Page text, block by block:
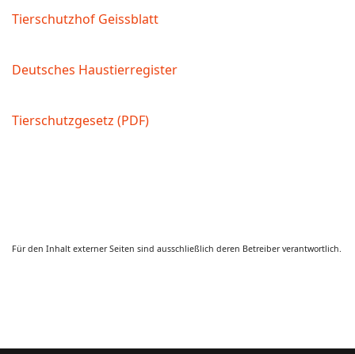
Tierschutzhof Geissblatt
Deutsches Haustierregister
Tierschutzgesetz (PDF)
Für den Inhalt externer Seiten sind ausschließlich deren Betreiber verantwortlich.